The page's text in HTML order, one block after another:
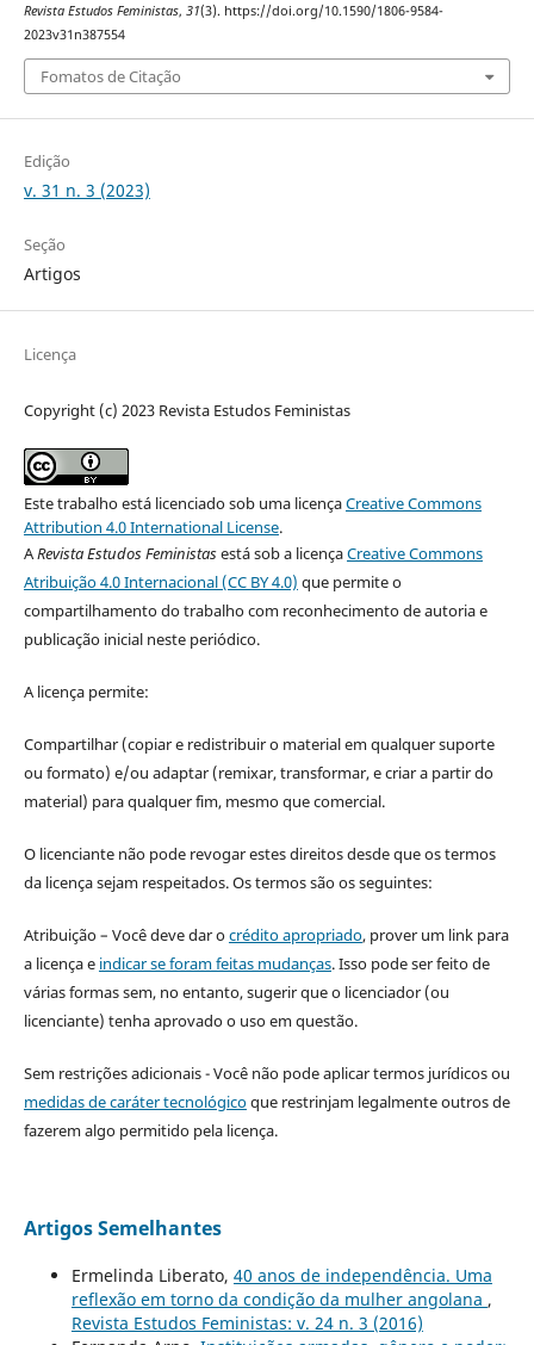
Revista Estudos Feministas, 31(3). https://doi.org/10.1590/1806-9584-
2023v31n387554
Fomatos de Citação
Edição
v. 31 n. 3 (2023)
Seção
Artigos
Licença
Copyright (c) 2023 Revista Estudos Feministas
Este trabalho está licenciado sob uma licençaCreative Commons
Attribution 4.0 International License.
ARevista Estudos Feministasestá sob a licençaCreative Commons
Atribuição 4.0 Internacional (CC BY 4.0) que permite o
compartilhamento do trabalho com reconhecimento de autoria e
publicação inicial neste periódico.
A licença permite:
Compartilhar (copiar e redistribuir o material em qualquer suporte
ou formato) e/ou adaptar (remixar, transformar, e criar a partir do
material) para qualquer fim, mesmo que comercial.
O licenciante não pode revogar estes direitos desde que os termos
da licença sejam respeitados. Os termos são os seguintes:
Atribuição – Você deve dar ocrédito apropriado, prover um link para
a licença e indicar se foram feitas mudanças. Isso pode ser feito de
várias formas sem, no entanto, sugerir que o licenciador (ou
licenciante) tenha aprovado o uso em questão.
Sem restrições adicionais - Você não pode aplicar termos jurídicos ou
medidas de caráter tecnológicoque restrinjam legalmente outros de
fazerem algo permitido pela licença.
Artigos Semelhantes
Ermelinda Liberato, 40 anos de independência. Uma
reflexão em torno da condição da mulher angolana ,
Revista Estudos Feministas: v. 24 n. 3 (2016)